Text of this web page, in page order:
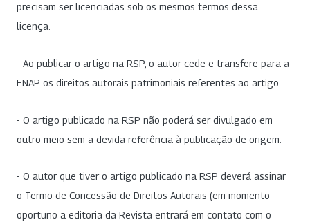
precisam ser licenciadas sob os mesmos termos dessa
licença.
- Ao publicar o artigo na RSP, o autor cede e transfere para a
ENAP os direitos autorais patrimoniais referentes ao artigo.
- O artigo publicado na RSP não poderá ser divulgado em
outro meio sem a devida referência à publicação de origem.
- O autor que tiver o artigo publicado na RSP deverá assinar
o Termo de Concessão de Direitos Autorais (em momento
oportuno a editoria da Revista entrará em contato com o